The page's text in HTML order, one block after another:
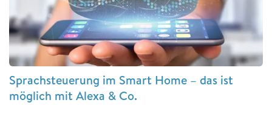
Sprachsteuerung im Smart Home – das ist
möglich mit Alexa & Co.